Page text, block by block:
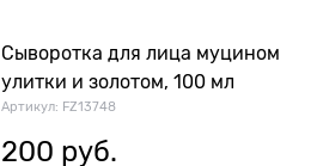
Сыворотка для лица муцином
улитки и золотом, 100 мл
Артикул: FZ13748
200 руб.